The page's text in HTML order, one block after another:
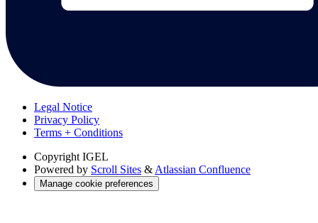
Legal Notice
Privacy Policy
Terms + Conditions
Copyright IGEL
Powered by Scroll Sites & Atlassian Confluence
Manage cookie preferences